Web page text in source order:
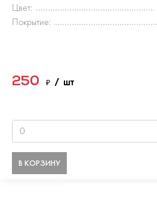
Цвет:
Покрытие:
250 ₽ / шт
В КОРЗИНУ